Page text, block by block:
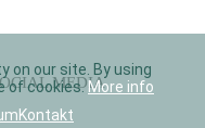
MEDIA
on our site. By using
of cookies.More info
Kontakt